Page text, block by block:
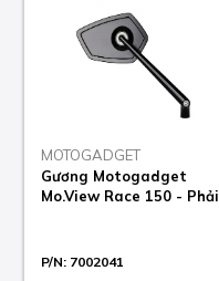
MOTOGADGET
Gương Motogadget
Mo.View Race 150 - Phải
P/N: 7002041